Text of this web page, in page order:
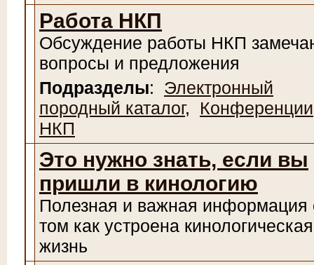
Работа НКП
Обсуждение работы НКП
вопросы и предложения
Подразделы:
Электронный
породный каталог,
Конференции
НКП
Это нужно знать, если вы
пришли в кинологию
Полезная и важная информация
том как устроена кинологическая
жизнь